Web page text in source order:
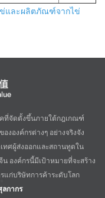
และผลิตภัณฑ์จากไข่
คที่จัดตั้งขึ้นภายใต้กฎเกณฑ์
งองค์กรต่างๆ อย่างจริงจัง
ทศผู้ส่งออกและสถานทูตใน
องค์กรนี้มีเป้าหมายที่จะสร้าง
แก่บริษัทการค้าระดับโลก
ลกากร